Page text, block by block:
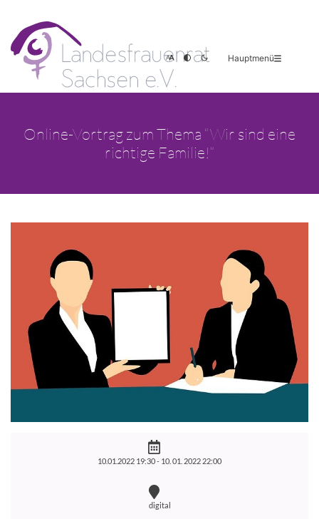
Hauptmenü
Online-Vortrag zum Thema “Wir sind eine
richtige Familie!“
10.01.2022 19:30 - 10. 01. 2022 22:00
digital